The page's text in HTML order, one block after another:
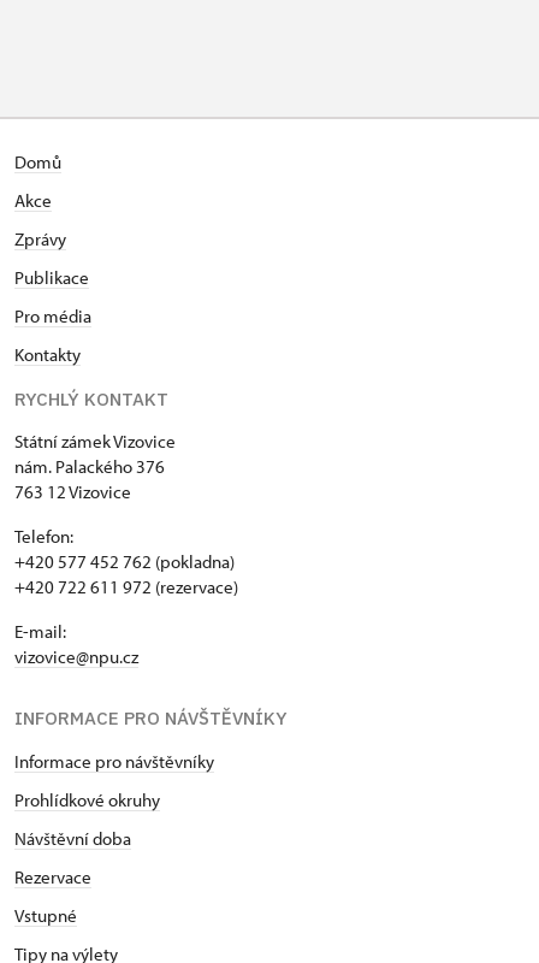
Domů
Akce
Zprávy
Publikace
Pro média
Kontakty
RYCHLÝ KONTAKT
Státní zámek Vizovice
nám. Palackého 376
763 12 Vizovice
Telefon:
+420 577 452 762 (pokladna)
+420 722 611 972 (rezervace)
E-mail:
vizovice@npu.cz
INFORMACE PRO NÁVŠTĚVNÍKY
Informace pro návštěvníky
Prohlídkové okruhy
Návštěvní doba
Rezervace
Vstupné
Tipy na výlety